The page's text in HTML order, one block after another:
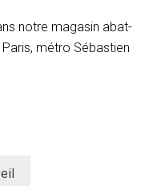
notre magasin abat-
métro Sébastien